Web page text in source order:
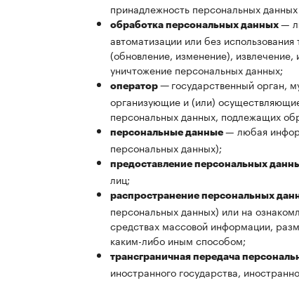
принадлежность персональных
обработка персональных данных —
автоматизации или без
(обновление, изменение),
уничтожение персональных данных;
оператор — государственный орган,
организующие и (или)
персональных данных, подлежащих
персональные данные — любая
персональных данных);
предоставление персональных
лиц;
распространение персональных
персональных данных) или на
средствах массовой информации,
каким-либо иным способом;
трансграничная передача
иностранного государства,